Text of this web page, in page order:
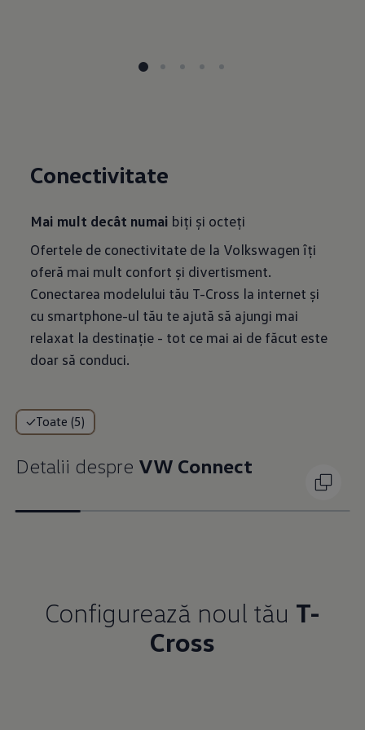
Conectivitate
Mai mult decât numai
Ofertele de conectivitate de la Volkswagen îți
oferă mai mult confort și divertisment.
Conectarea modelului tău T-Cross la internet și
cu smartphone-ul tău te ajută să ajungi mai
relaxat la destinație - tot ce mai ai de făcut este
doar să conduci.
Toate (5)
Detalii despre VW Connect
Configurează noul tău T-
Cross